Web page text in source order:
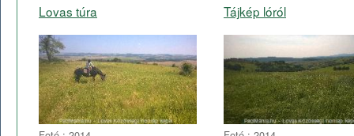
Lovas túra Tájkép lóról